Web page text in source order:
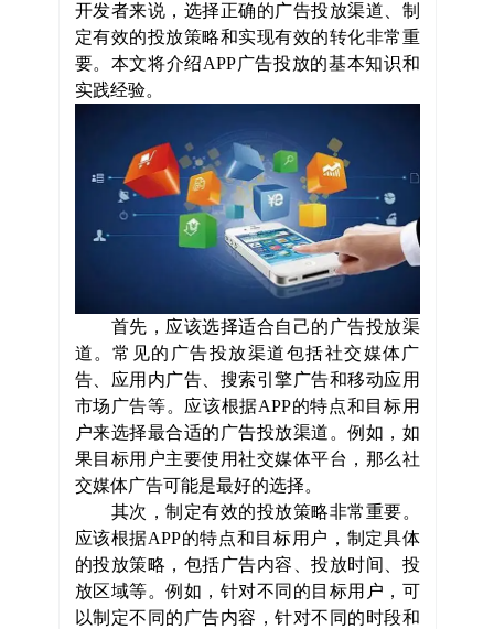
EN
开发者来说，选择正确的广告投放渠道、制
定有效的投放策略和实现有效的转化非常重
要。本文将介绍APP广告投放的基本知识和
实践经验。
首先，应该选择适合自己的广告投放渠
道。常见的广告投放渠道包括社交媒体广
告、应用内广告、搜索引擎广告和移动应用
市场广告等。应该根据APP的特点和目标用
户来选择最合适的广告投放渠道。例如，如
果目标用户主要使用社交媒体平台，那么社
交媒体广告可能是最好的选择。
其次，制定有效的投放策略非常重要。
应该根据APP的特点和目标用户，制定具体
的投放策略，包括广告内容、投放时间、投
放区域等。例如，针对不同的目标用户，可
以制定不同的广告内容，针对不同的时段和